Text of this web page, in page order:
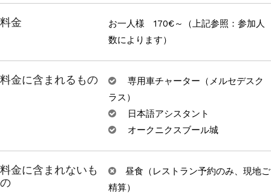
料金
お一人様 170€～（上記参照：参加人
数によります）
料金に含まれるもの
専用車チャーター（メルセデスク
ラス）
日本語アシスタント
オークニクスブール城
料金に含まれないも
の
昼食（レストラン予約のみ、現地ご
精算）